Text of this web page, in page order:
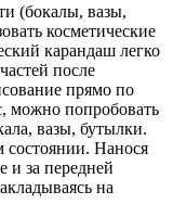
(бокалы, вазы,
косметические
карандаш легко
после
прямо по
можно попробовать
вазы, бутылки.
состоянии. Нанося
и за передней
на